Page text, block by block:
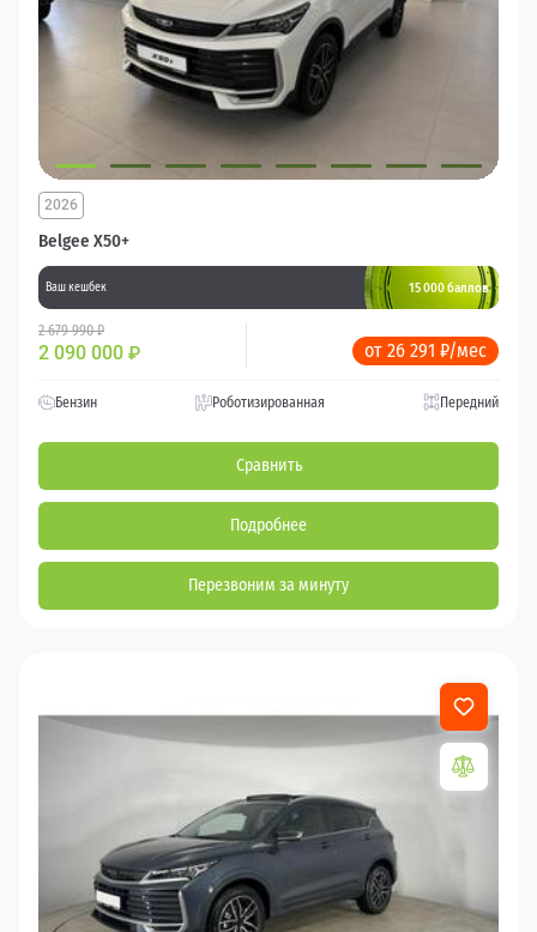
Belgee X50+
2026
Ваш кешбек 15 000 баллов
2 679 990 ₽
2 090 000 ₽ от 26 291 ₽/мес
Бензин Роботизированная Передний
Сравнить
Подробнее
Перезвоним за минуту